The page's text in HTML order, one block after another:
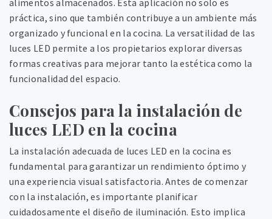
alimentos almacenados. Esta aplicación no solo es
práctica, sino que también contribuye a un ambiente más
organizado y funcional en la cocina. La versatilidad de las
luces LED permite a los propietarios explorar diversas
formas creativas para mejorar tanto la estética como la
funcionalidad del espacio.
Consejos para la instalación de
luces LED en la cocina
La instalación adecuada de luces LED en la cocina es
fundamental para garantizar un rendimiento óptimo y
una experiencia visual satisfactoria. Antes de comenzar
con la instalación, es importante planificar
cuidadosamente el diseño de iluminación. Esto implica